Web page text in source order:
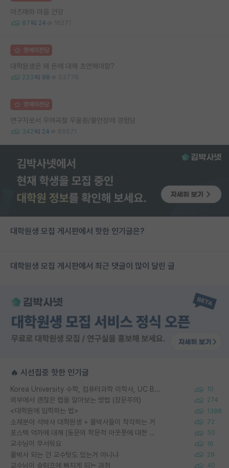
아즈매와 마음 건강
87 24 16271
명예의전당
대학원생은 왜 돈에 대해 초연해야함?
233 98 53776
명예의전당
연구자로서 우여곡절 우울증/불안장애 경험담
342 24 69571
대학원생 모집 게시판에서 핫한 인기글은?
대학원생 모집 게시판에서 최근 댓글이 많이 달린 글
🔥 시선집중 핫한 인기글
Korea University 수학, 컴퓨터과학 이학사, UC Berkeley 산업공학 대학원 공학박사가 되는 것은 쉽지 않겠죠? 10
외부에서 괜찮은 랩을 알아보는 방법 (장문주의) 274
<대학원에 입학하는 법> 1388
소재분야 석박사 대학원생 + 물박사들이 착각하는 거 72
포스텍 억까에 대해 (동문의 학문적 아웃풋에 대한 반박) 50
교수님이 무서워요 16
물박사 되는 건 교수탓도 있는거 아니냐 29
교수님이 슬럼프에 빠지게 되는 과정 40